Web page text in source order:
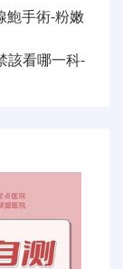
鮑手術-粉嫩
該看哪一科-